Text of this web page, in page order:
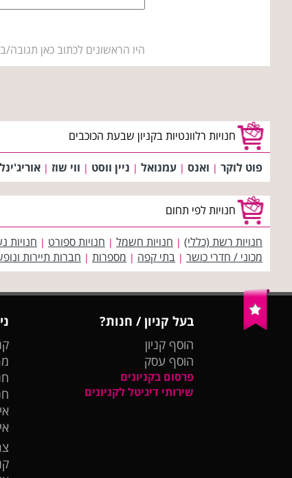
היו הראשונים לכתוב כאן תגובה/
חנויות רלוונטיות בקניון שבעת הכוכבים
פוט לוקר | ואנס | עמנואל | ניין ווסט | ווי שוז |
חנויות לפי תחום
חנויות רשת (כללי) | חנויות חשמל | חנויות ספורט | חנויות
מכוני / חדרי כושר | בתי קפה | מספרות | חברות תיירות
בעל קניון / חנות?
הוסף קניון
הוסף עסק
פרסום בקניונים
שירותי דיגיטל לקניונים